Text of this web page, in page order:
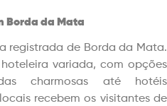
Borda da Mata
registrada de Borda da Mata.
variada, com opções
charmosas até hotéis
recebem os visitantes de